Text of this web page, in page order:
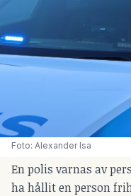
Foto: Alexander Isa
En polis varnas av
ha hållit en person